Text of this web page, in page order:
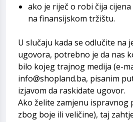
ako je riječ o robi čija
na finansijskom tržištu.
U slučaju kada se odlučite na
ugovora, potrebno je da nas
bilo kojeg trajnog medija (e-
info@shopland.ba, pisanim
izjavom da raskidate ugovor.
Ako želite zamjenu ispravnog
zbog boje ili veličine), taj